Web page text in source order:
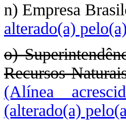
n) Empresa
alterado(a)
o)
Recursos
(Alínea
(alterado(a)